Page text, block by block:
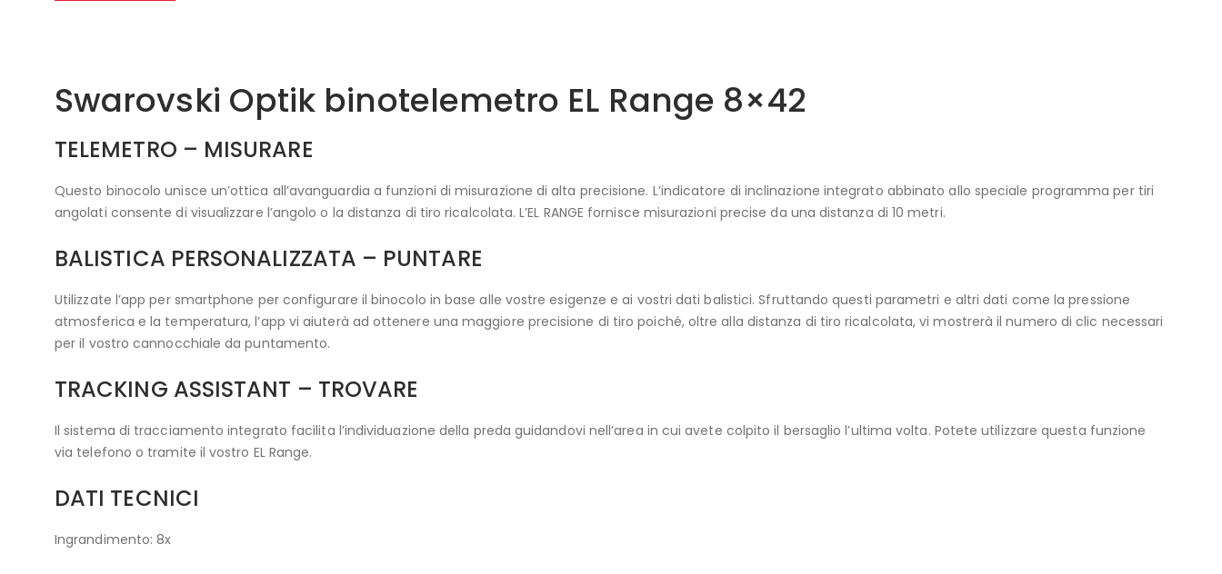
Swarovski Optik binotelemetro EL Range 8×42
TELEMETRO – MISURARE
Questo binocolo unisce un’ottica all’avanguardia a funzioni di misurazione di alta precisione. L’indicatore di inclinazione integrato abbinato allo speciale programma per tiri
angolati consente di visualizzare l’angolo o la distanza di tiro ricalcolata. L’EL RANGE fornisce misurazioni precise da una distanza di 10 metri.
BALISTICA PERSONALIZZATA – PUNTARE
Utilizzate l’app per smartphone per configurare il binocolo in base alle vostre esigenze e ai vostri dati balistici. Sfruttando questi parametri e altri dati come la pressione
atmosferica e la temperatura, l’app vi aiuterà ad ottenere una maggiore precisione di tiro poiché, oltre alla distanza di tiro ricalcolata, vi mostrerà il numero di clic necessari
per il vostro cannocchiale da puntamento.
TRACKING ASSISTANT – TROVARE
Il sistema di tracciamento integrato facilita l’individuazione della preda guidandovi nell’area in cui avete colpito il bersaglio l’ultima volta. Potete utilizzare questa funzione
via telefono o tramite il vostro EL Range.
DATI TECNICI
Ingrandimento: 8x